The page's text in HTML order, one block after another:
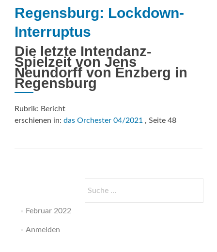
Regensburg: Lockdown-
Interruptus
Die letzte Intendanz-
Spielzeit von Jens
Neundorff von Enzberg in
Regensburg
Rubrik: Bericht
erschienen in: das Orchester 04/2021 , Seite 48
nach:
Februar 2022
Anmelden